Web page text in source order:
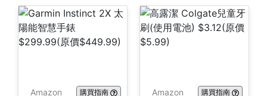
Amazon 購買指南 Amazon 購買指南